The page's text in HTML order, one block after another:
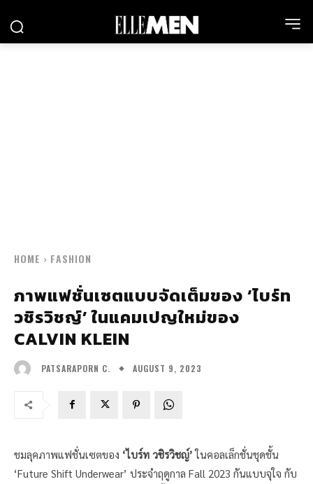
HOME FASHION
ภาพแฟชั่นเซตแบบจัดเต็มของ ‘ไบร์ท
วชิรวิชญ์’ ในแคมเปญใหม่ของ
CALVIN KLEIN
PATSARAPORN C. AUGUST 9, 2023
ชมลุคภาพแฟชั่นเซตของ ‘ไบร์ท วชิรวิชญ์’ในคอลเล็กชั่นชุดชั้น
‘Future Shift Underwear’ ประจำฤดูกาล Fall 2023 กันแบบจุใจ กับ